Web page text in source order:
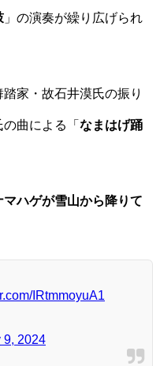
」の演奏が繰り広げられ
家・故石井漠氏の振り
曲による「 なまはげ踊
ハゲが雪山から降りて
IRtmmoyuA1
9, 2024